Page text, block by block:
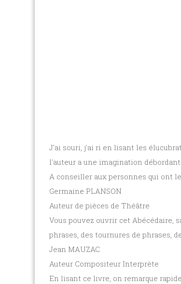
J'ai souri, j'ai ri en lisant les
l'auteur a une imagination
A conseiller aux personnes qui ont
Germaine PLANSON
Auteur de pièces de Théâtre
Vous pouvez ouvrir cet Abécédaire,
phrases, des tournures de phrases,
Jean MAUZAC
Auteur Compositeur Interprète
En lisant ce livre, on remarque